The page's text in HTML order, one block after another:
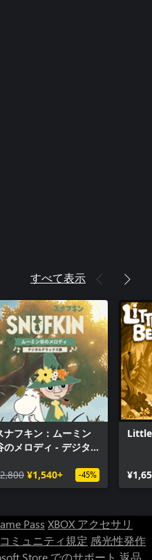
すべて表示
ナフキン：ムーミン
のメロディ - デジタ
¥1,540+ -45%
Pass XBOX アクセサリ
コミュニティ規定 感光性発作
Store でのサポート 返品